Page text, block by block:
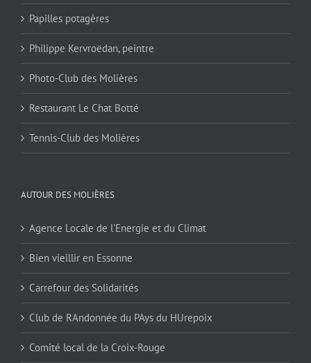
Papilles potagères
Philippe Kervroëdan, peintre
Photo-Club des Molières
Restaurant Le Chat Botté
Tennis-Club des Molières
AUTOUR DES MOLIÈRES
Agence Locale de l'Energie et du Climat
Bien vieillir en Essonne
Carrefour des Solidarités
Club de RAndonnée du PAys du HUrepoix
Comité local de la Croix-Rouge